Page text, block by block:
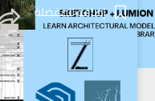
إضافة للمفضلة